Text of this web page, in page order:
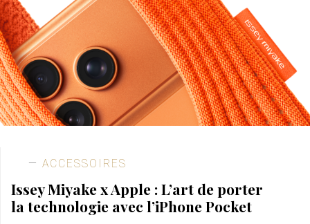
ACCESSOIRES
Issey Miyake x Apple : L’art de porter
la technologie avec l’iPhone Pocket